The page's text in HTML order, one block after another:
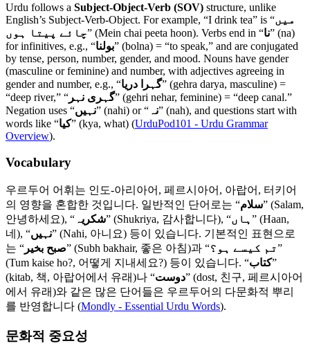
Urdu follows a Subject-Object-Verb (SOV) structure, unlike
English’s Subject-Verb-Object. For example, “I drink tea” is “میں
چائے پیتا ہوں” (Mein chai peeta hoon). Verbs end in “نا” (na)
for infinitives, e.g., “بولنا” (bolna) = “to speak,” and are conjugated
by tense, person, number, gender, and mood. Nouns have gender
(masculine or feminine) and number, with adjectives agreeing in
gender and number, e.g., “گہرا دریا” (gehra darya, masculine) =
“deep river,” “ گہری نہر” (gehri nehar, feminine) = “deep canal.”
Negation uses “نہیں” (nahi) or “ نہ” (nah), and questions start with
words like “کیا” (kya, what) (UrduPod101 - Urdu Grammar
Overview).
Vocabulary
우르두어 어휘는 인도-아리아어, 페르시아어, 아랍어, 터키어
의 영향을 혼합한 것입니다. 일반적인 단어로는 “سلام” (Salam,
안녕하세요), “ شکریہ” (Shukriya, 감사합니다), “ہاں ” (Haan,
네), “نہیں” (Nahi, 아니요) 등이 있습니다. 기본적인 표현으로
는 “ صبح بخیر” (Subh bakhair, 좋은 아침)과 “تم کیسے ہو؟”
(Tum kaise ho?, 어떻게 지내세요?) 등이 있습니다. “کتاب”
(kitab, 책, 아랍어에서 유래)나 “دوست” (dost, 친구, 페르시아어
에서 유래)와 같은 많은 단어들은 우르두어의 다문화적 뿌리
를 반영합니다 (Mondly - Essential Urdu Words).
문화적 중요성